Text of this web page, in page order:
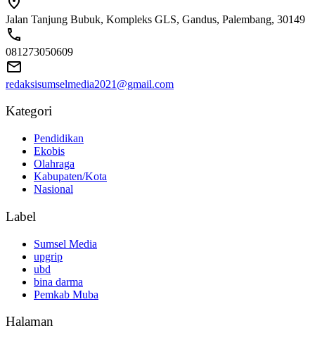
Jalan Tanjung Bubuk, Kompleks GLS, Gandus, Palembang, 30149
081273050609
redaksisumselmedia2021@gmail.com
Kategori
Pendidikan
Ekobis
Olahraga
Kabupaten/Kota
Nasional
Label
Sumsel Media
upgrip
ubd
bina darma
Pemkab Muba
Halaman